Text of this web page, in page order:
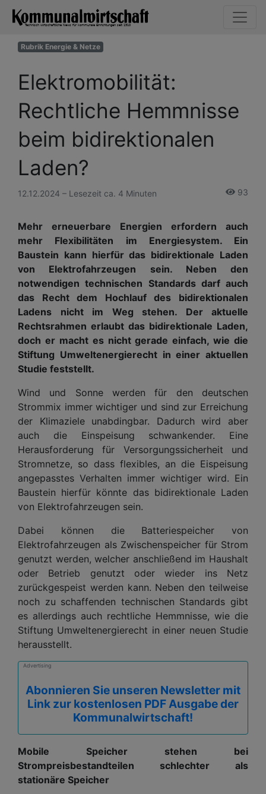
Rubrik Energie & Netze
Elektromobilität:
Rechtliche Hemmnisse
beim bidirektionalen
Laden?
12.12.2024 – Lesezeit ca. 4 Minuten 93
Mehr erneuerbare Energien erfordern auch
mehr Flexibilitäten im Energiesystem. Ein
Baustein kann hierfür das bidirektionale Laden
von Elektrofahrzeugen sein. Neben den
notwendigen technischen Standards darf auch
das Recht dem Hochlauf des bidirektionalen
Ladens nicht im Weg stehen. Der aktuelle
Rechtsrahmen erlaubt das bidirektionale Laden,
doch er macht es nicht gerade einfach, wie die
Stiftung Umweltenergierecht in einer aktuellen
Studie feststellt.
Wind und Sonne werden für den deutschen
Strommix immer wichtiger und sind zur Erreichung
der Klimaziele unabdingbar. Dadurch wird aber
auch die Einspeisung schwankender. Eine
Herausforderung für Versorgungssicherheit und
Stromnetze, so dass flexibles, an die Eispeisung
angepasstes Verhalten immer wichtiger wird. Ein
Baustein hierfür könnte das bidirektionale Laden
von Elektrofahrzeugen sein.
Dabei können die Batteriespeicher von
Elektrofahrzeugen als Zwischenspeicher für Strom
genutzt werden, welcher anschließend im Haushalt
oder Betrieb genutzt oder wieder ins Netz
zurückgespeist werden kann. Neben den teilweise
noch zu schaffenden technischen Standards gibt
es allerdings auch rechtliche Hemmnisse, wie die
Stiftung Umweltenergierecht in einer neuen Studie
herausstellt.
Advertising
Abonnieren Sie unseren Newsletter mit
Link zur kostenlosen PDF Ausgabe der
Kommunalwirtschaft!
Mobile Speicher stehen bei
Strompreisbestandteilen schlechter als
stationäre Speicher